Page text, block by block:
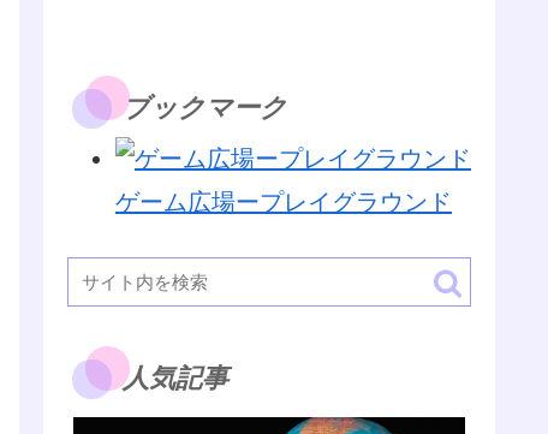
ブックマーク
ゲーム広場ープレイグラウンド
人気記事